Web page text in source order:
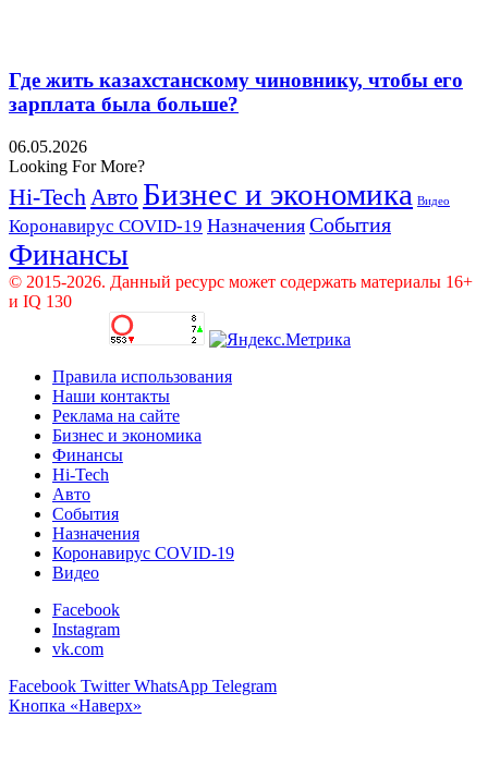
Где жить казахстанскому чиновнику, чтобы его
зарплата была больше?
06.05.2026
Looking For More?
Hi-Tech Авто Бизнес и экономика Видео
Коронавирус COVID-19 Назначения События
Финансы
© 2015-2026. Данный ресурс может содержать материалы 16+
и IQ 130
Правила использования
Наши контакты
Реклама на сайте
Бизнес и экономика
Финансы
Hi-Tech
Авто
События
Назначения
Коронавирус COVID-19
Видео
Facebook
Instagram
vk.com
Facebook Twitter WhatsApp Telegram
Кнопка «Наверх»